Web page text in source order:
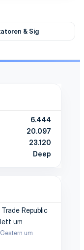
& Signale
6.444
20.097
23.120
Deep
Republic
um
Gestern um